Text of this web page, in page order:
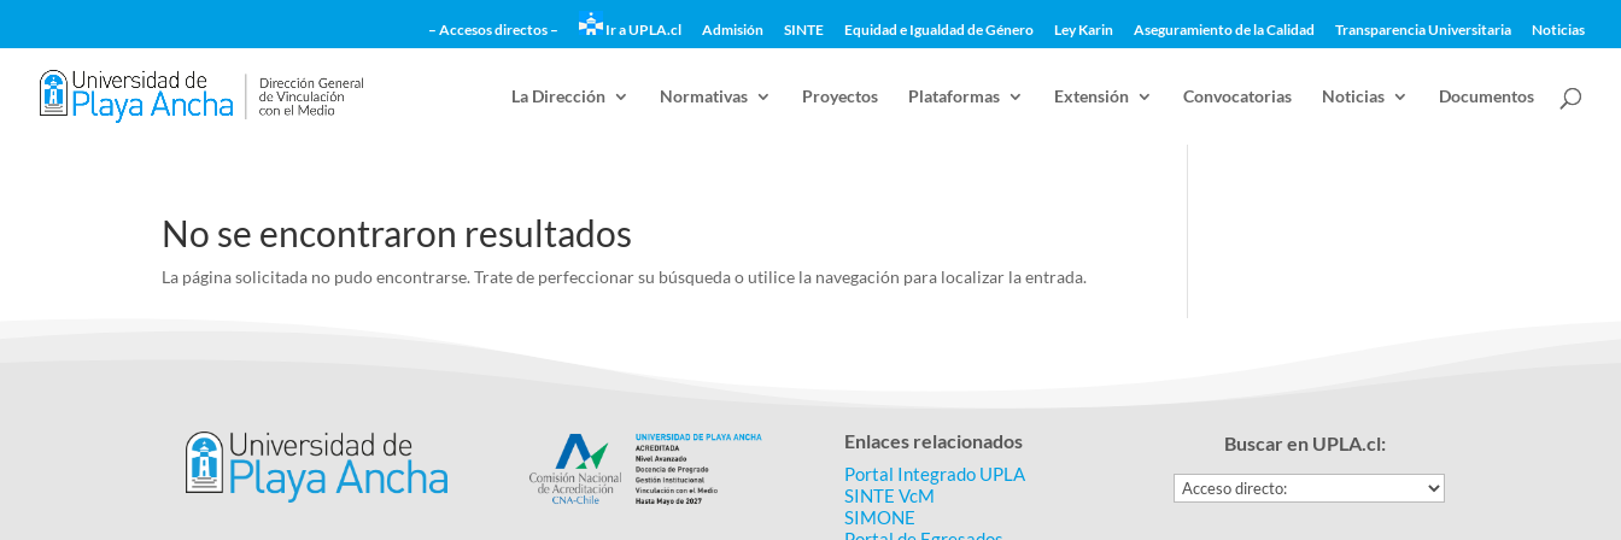
– Accesos directos – Ir a UPLA.cl Admisión SINTE Equidad e Igualdad de Género Ley Karin Aseguramiento de la Calidad Transparencia Universitaria Noticias
La Dirección Normativas Proyectos Plataformas Extensión Convocatorias Noticias Documentos
No se encontraron resultados
La página solicitada no pudo encontrarse. Trate de perfeccionar su búsqueda o utilice la navegación para localizar la entrada.
Enlaces relacionados
Portal Integrado UPLA
SINTE VcM
SIMONE
Buscar en UPLA.cl: